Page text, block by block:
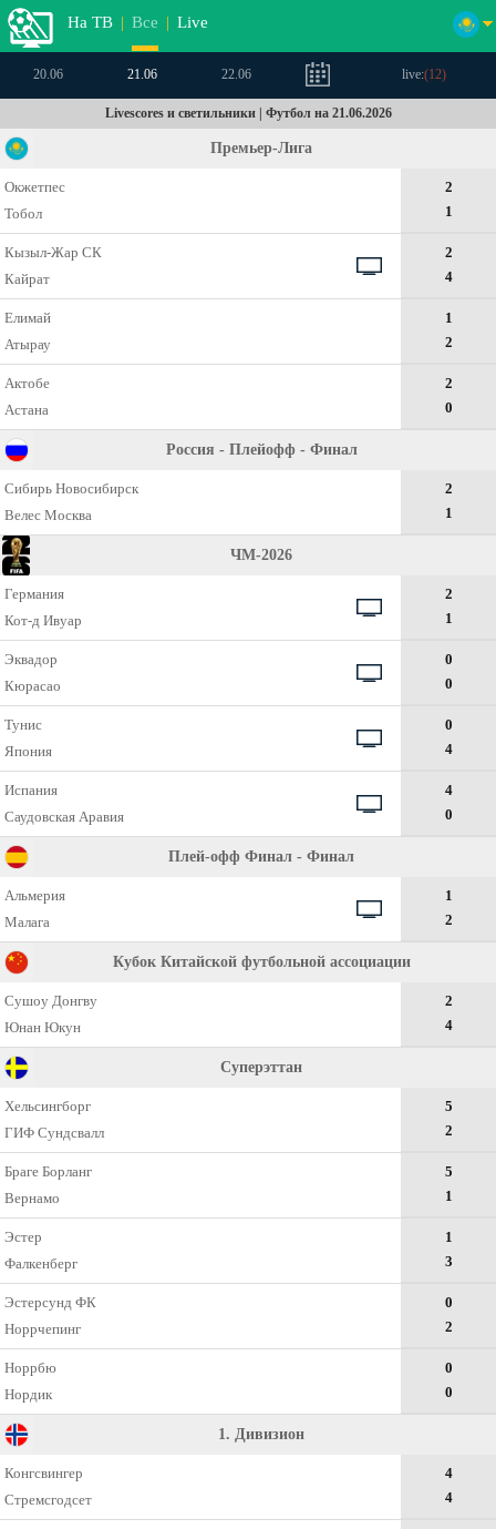
На ТВ | Все | Live
20.06 21.06 22.06 live:(12)
Livescores и светильники | Футбол на 21.06.2026
Премьер-Лига
Окжетпес
Тобол
2
1
Кызыл-Жар СК
Кайрат
2
4
Елимай
Атырау
1
2
Актобе
Астана
2
0
Россия - Плейoфф - Финал
Сибирь Новосибирск
Велес Москва
2
1
ЧМ-2026
Германия
Кот-д Ивуар
2
1
Эквадор
Кюрасао
0
0
Тунис
Япония
0
4
Испания
Саудовская Аравия
4
0
Плей-офф Финал - Финал
Альмерия
Малага
1
2
Кубок Китайской футбольной ассоциации
Сушоу Донгву
Юнан Юкун
2
4
Суперэттан
Хельсингборг
ГИФ Сундсвалл
5
2
Браге Борланг
Вернамо
5
1
Эстер
Фалкенберг
1
3
Эстерсунд ФК
Норрчепинг
0
2
Норрбю
Нордик
0
0
1. Дивизион
Конгсвингер
Стремсгодсет
4
4